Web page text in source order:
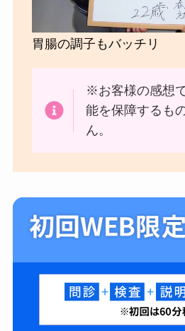
胃腸の調子もバッチリ
※お客様の感想
能を保障するも
ん。